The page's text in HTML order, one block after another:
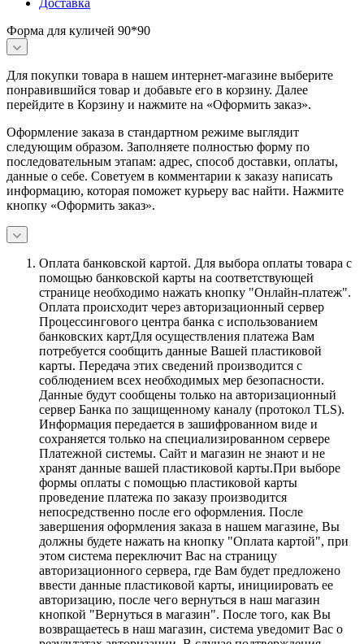
Форма для куличей 90*90
Для покупки товара в нашем интернет-магазине выберите
понравившийся товар и добавьте его в корзину. Далее
перейдите в Корзину и нажмите на «Оформить заказ».
Оформление заказа в стандартном режиме выглядит
следующим образом. Заполняете полностью форму по
последовательным этапам: адрес, способ доставки, оплаты,
данные о себе. Советуем в комментарии к заказу написать
информацию, которая поможет курьеру вас найти. Нажмите
кнопку «Оформить заказ».
Оплата банковской картой. Для выбора оплаты товара с
помощью банковской карты на соответствующей
странице необходимо нажать кнопку "Онлайн-платеж".
Оплата происходит через авторизационный сервер
Процессингового центра банка с использованием
банковских картДля осуществления платежа Вам
потребуется сообщить данные Вашей пластиковой
карты. Передача этих сведений производится с
соблюдением всех необходимых мер безопасности.
Данные будут сообщены только на авторизационный
сервер Банка по защищенному каналу (протокол TLS).
Информация передается в зашифрованном виде и
сохраняется только на специализированном сервере
Платежной системы. Сайт и магазин не знают и не
хранят данные вашей пластиковой карты.При выборе
формы оплаты с помощью пластиковой карты
проведение платежа по заказу производится
непосредственно после его оформления. После
завершения оформления заказа в нашем магазине, Вы
должны будете нажать на кнопку "Оплата картой", при
этом система переключит Вас на страницу
авторизационного сервера, где Вам будет предложено
ввести данные пластиковой карты, инициировать ее
авторизацию, после чего вернуться в наш магазин
кнопкой "Вернуться в магазин". После того, как Вы
возвращаетесь в наш магазин, система уведомит Вас о